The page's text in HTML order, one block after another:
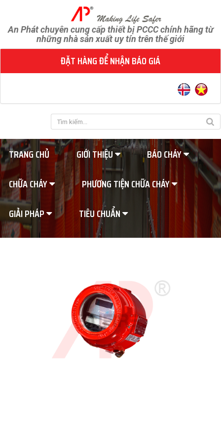
An Phát chuyên cung cấp thiết bị PCCC chính hãng từ
những nhà sản xuất uy tín trên thế giới
ĐẶT HÀNG ĐỂ NHẬN BÁO GIÁ
TRANG CHỦ GIỚI THIỆU
BÁO CHÁY
CHỮA CHÁY
PHƯƠNG TIỆN CHỮA CHÁY
GIẢI PHÁP
TIÊU CHUẨN